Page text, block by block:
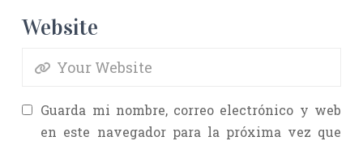
Website
Guarda mi nombre, correo electrónico y web
en este navegador para la próxima vez que